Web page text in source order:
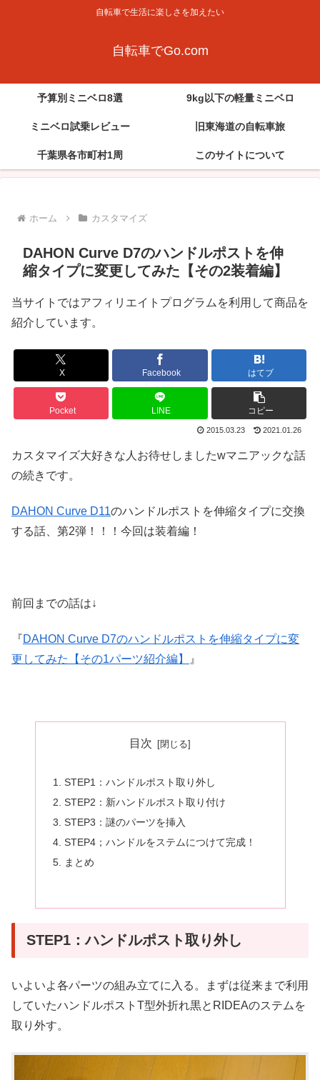
自転車で生活に楽しさを加えたい
自転車でGo.com
予算別ミニベロ8選 9kg以下の軽量ミニベロ
ミニベロ試乗レビュー 旧東海道の自転車旅
千葉県各市町村1周 このサイトについて
ホーム カスタマイズ
DAHON Curve D7のハンドルポストを伸
縮タイプに変更してみた【その2装着編】
当サイトではアフィリエイトプログラムを利用して商品を
紹介しています。
X Facebook はてブ
Pocket LINE コピー
2015.03.23 2021.01.26
カスタマイズ大好きな人お待せしましたwマニアックな話
の続きです。
DAHON Curve D11のハンドルポストを伸縮タイプに交換
する話、第2弾！！！今回は装着編！
前回までの話は↓
『DAHON Curve D7のハンドルポストを伸縮タイプに変
更してみた【その1パーツ紹介編】
』
目次
STEP1：ハンドルポスト取り外し
STEP2：新ハンドルポスト取り付け
STEP3：謎のパーツを挿入
STEP4；ハンドルをステムにつけて完成！
まとめ
STEP1：ハンドルポスト取り外し
いよいよ各パーツの組み立てに入る。まずは従来まで利用
していたハンドルポストT型外折れ黒とRIDEAのステムを
取り外す。